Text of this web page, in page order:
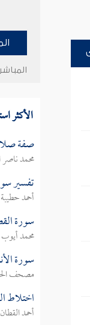
المباشر
الأكثر
صفة
محمد ناصر
تفسير
أحمد حطيبة
سورة
محمد أيوب
سورة
مصحف الحرم
اختلاط
أحمد القطان